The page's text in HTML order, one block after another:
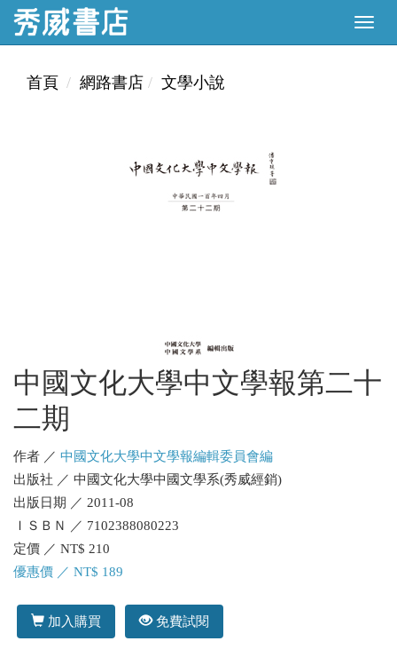
首頁 網路書店 文學小說
中國文化大學中文學報第二十
二期
作者 ／ 中國文化大學中文學報編輯委員會編
出版社 ／ 中國文化大學中國文學系(秀威經銷)
出版日期 ／ 2011-08
ＩＳＢＮ ／ 7102388080223
定價 ／ NT$ 210
優惠價 ／ NT$ 189
加入購買 免費試閱